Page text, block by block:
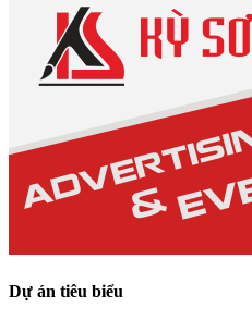
Dự án tiêu biểu